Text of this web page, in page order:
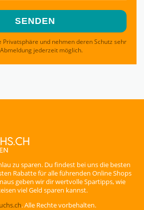
und nehmen deren Schutz sehr
jederzeit möglich.
zu sparen. Du findest bei uns die besten
Rabatte für alle führenden Online Shops
geben wir dir wertvolle Spartipps, wie
viel Geld sparen kannst.
. Alle Rechte vorbehalten.